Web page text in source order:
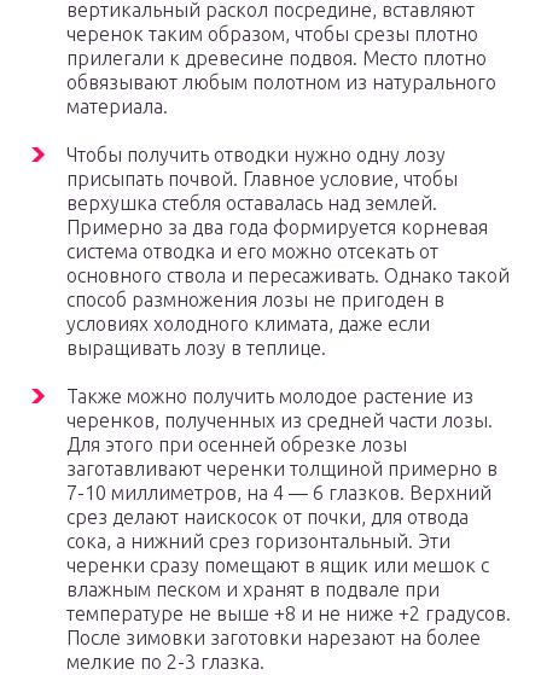
вертикальный раскол посредине, вставляют
черенок таким образом, чтобы срезы плотно
прилегали к древесине подвоя. Место плотно
обвязывают любым полотном из натурального
материала.
Чтобы получить отводки нужно одну лозу
присыпать почвой. Главное условие, чтобы
верхушка стебля оставалась над землей.
Примерно за два года формируется корневая
система отводка и его можно отсекать от
основного ствола и пересаживать. Однако такой
способ размножения лозы не пригоден в
условиях холодного климата, даже если
выращивать лозу в теплице.
Также можно получить молодое растение из
черенков, полученных из средней части лозы.
Для этого при осенней обрезке лозы
заготавливают черенки толщиной примерно в
7-10 миллиметров, на 4 — 6 глазков. Верхний
срез делают наискосок от почки, для отвода
сока, а нижний срез горизонтальный. Эти
черенки сразу помещают в ящик или мешок с
влажным песком и хранят в подвале при
температуре не выше +8 и не ниже +2 градусов.
После зимовки заготовки нарезают на более
мелкие по 2-3 глазка.